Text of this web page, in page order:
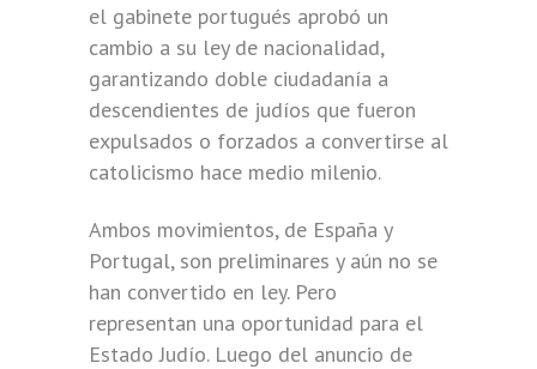
el gabinete portugués aprobó un
cambio a su ley de nacionalidad,
garantizando doble ciudadanía a
descendientes de judíos que fueron
expulsados o forzados a convertirse al
catolicismo hace medio milenio.
Ambos movimientos, de España y
Portugal, son preliminares y aún no se
han convertido en ley. Pero
representan una oportunidad para el
Estado Judío. Luego del anuncio de